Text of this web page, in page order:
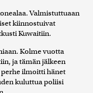
Valmistuttuaan
kiinnostuivat
Kuwaitiin.
Kolme vuotta
ja tämän jälkeen
perhe ilmoitti hänet
kuluttua poliisi